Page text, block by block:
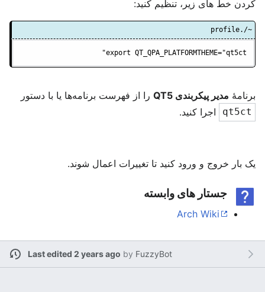
کردن خط های زیر، تنظیم کنید:
~/.profile
export QT_QPA_PLATFORMTHEME="qt5ct"
برنامهٔ مدیر پیکربندی QT5 را از فهرست برنامه‌ها یا با دستور
qt5ct اجرا کنید.
یک بار خروج و ورود کنید تا تغییرات اعمال شوند.
جستار های وابسته
Arch Wiki
Last edited 2 years ago by FuzzyBot